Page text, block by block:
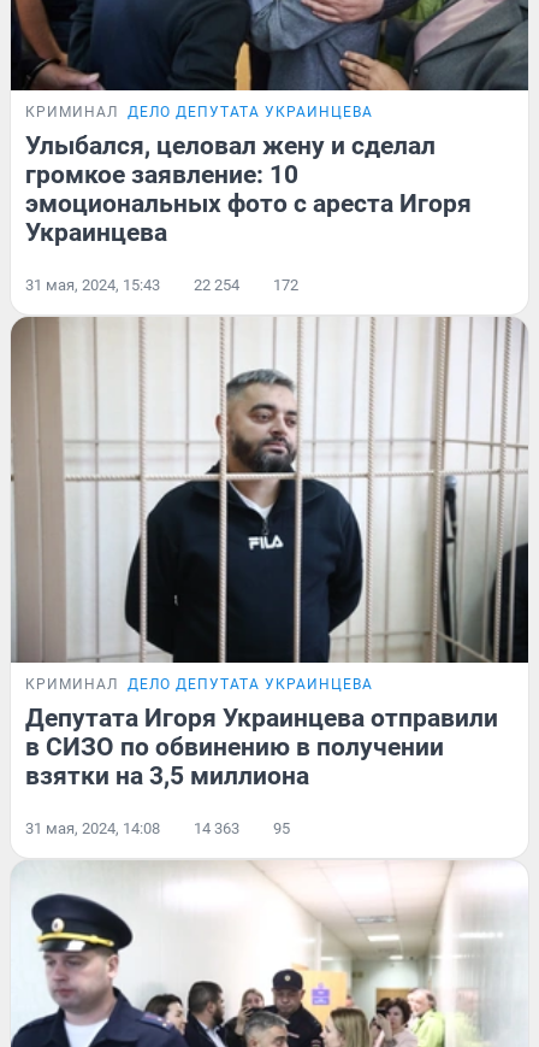
КРИМИНАЛ ДЕЛО ДЕПУТАТА УКРАИНЦЕВА
Улыбался, целовал жену и сделал
громкое заявление: 10
эмоциональных фото с ареста Игоря
Украинцева
31 мая, 2024, 15:43 22 254 172
КРИМИНАЛ ДЕЛО ДЕПУТАТА УКРАИНЦЕВА
Депутата Игоря Украинцева отправили
в СИЗО по обвинению в получении
взятки на 3,5 миллиона
31 мая, 2024, 14:08 14 363 95